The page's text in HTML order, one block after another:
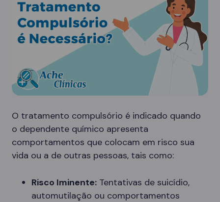
O tratamento compulsório é indicado quando
o dependente químico apresenta
comportamentos que colocam em risco sua
vida ou a de outras pessoas, tais como:
Risco Iminente: Tentativas de suicídio,
automutilação ou comportamentos